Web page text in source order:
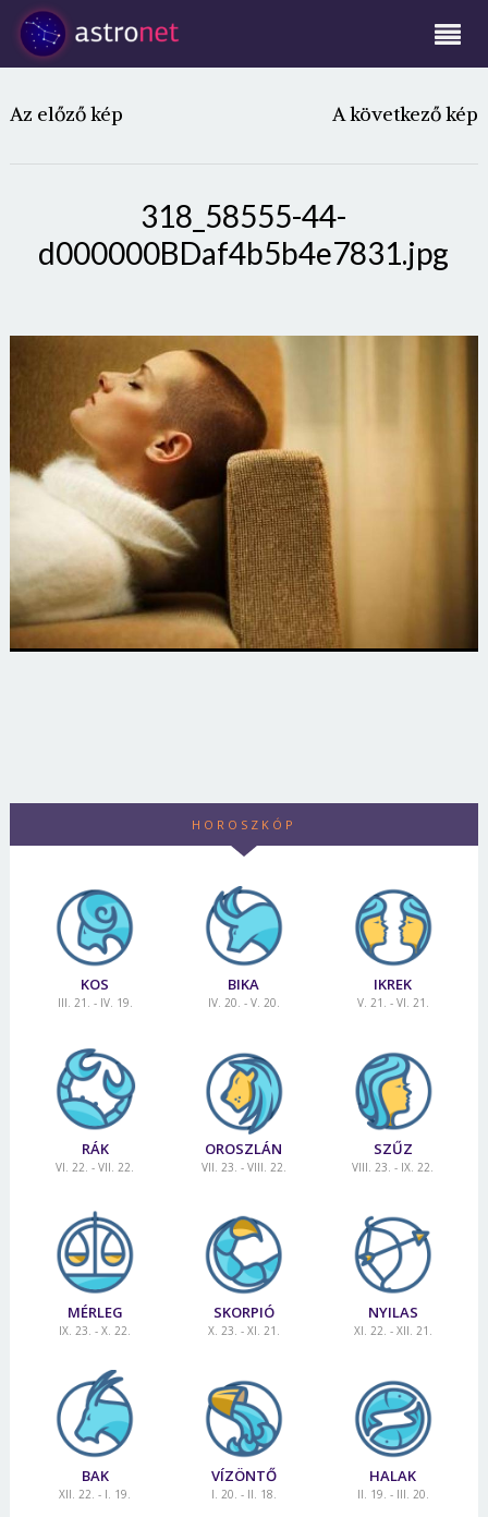
Az előző kép A következő kép
318_58555-44-
d000000BDaf4b5b4e7831.jpg
HOROSZKÓP
KOS
III. 21. - IV. 19.
BIKA
IV. 20. - V. 20.
IKREK
V. 21. - VI. 21.
RÁK
VI. 22. - VII. 22.
OROSZLÁN
VII. 23. - VIII. 22.
SZŰZ
VIII. 23. - IX. 22.
MÉRLEG
IX. 23. - X. 22.
SKORPIÓ
X. 23. - XI. 21.
NYILAS
XI. 22. - XII. 21.
BAK
XII. 22. - I. 19.
VÍZÖNTŐ
I. 20. - II. 18.
HALAK
II. 19. - III. 20.